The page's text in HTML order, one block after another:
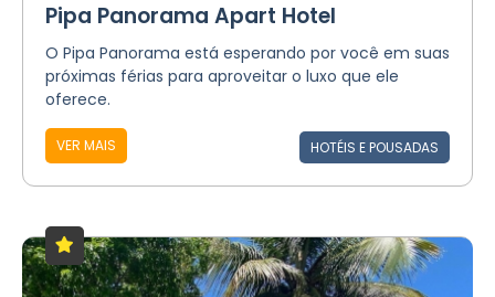
Pipa Panorama Apart Hotel
O Pipa Panorama está esperando por você em suas
próximas férias para aproveitar o luxo que ele
oferece.
VER MAIS HOTÉIS E POUSADAS